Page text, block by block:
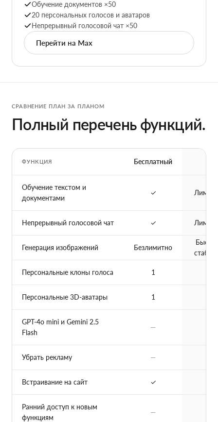
Обучение документов ×50
20 персональных голосов и аватаров
Непрерывный голосовой чат ×50
Перейти на Max
СРАВНЕНИЕ ПЛАН ЗА ПЛАНОМ
Полный перечень функций.
ФУНКЦИЯ Бесплатный
Обучение текстом и
документами
✓
Непрерывный голосовой чат ✓
Генерация изображений Безлимитно
Персональные клоны голоса 1
Персональные 3D-аватары 1
GPT-4o mini и Gemini 2.5
Flash
—
Убрать рекламу —
Встраивание на сайт ✓
Ранний доступ к новым
функциям
—